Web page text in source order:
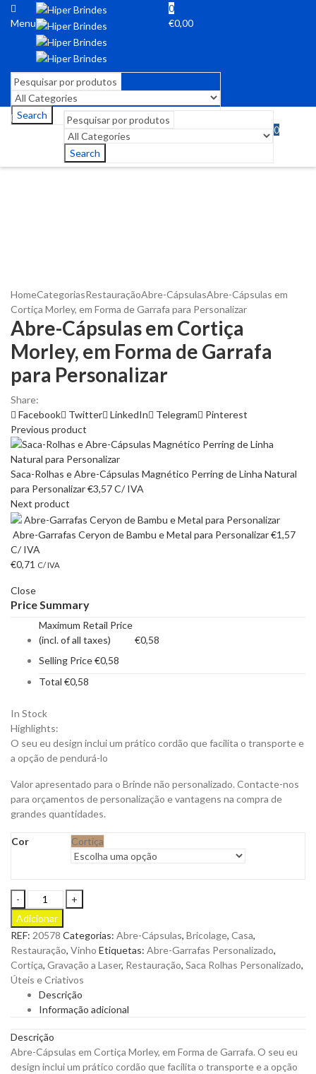
Menu
0
€0,00
Search
Search
0
HomeCategoriasRestauraçãoAbre-CápsulasAbre-Cápsulas em
Cortiça Morley, em Forma de Garrafa para Personalizar
Abre-Cápsulas em Cortiça
Morley, em Forma de Garrafa
para Personalizar
Share:
Facebook
Twitter LinkedIn Telegram
Pinterest
Previous product
Saca-Rolhas e Abre-Cápsulas Magnético Perring de Linha Natural
para Personalizar€3,57C/ IVA
Next product
Abre-Garrafas Ceryon de Bambu e Metal para Personalizar€1,57
C/ IVA
€0,71 C/ IVA
Close
Price Summary
Maximum Retail Price
(incl. of all taxes)
€0,58
Selling Price€0,58
Total €0,58
In Stock
Highlights:
O seu eu design inclui um prático cordão que facilita o transporte e
a opção de pendurá-lo
Valor apresentado para o Brinde não personalizado. Contacte-nos
para orçamentos de personalização e vantagens na compra de
grandes quantidades.
Cor Cortiça
Abre-
Cápsulas
em
Cortiça
Morley,
em
Forma
de
Garrafa
Personalizar
quantity
Adicionar
REF: 20578 Categorias: Abre-Cápsulas, Bricolage, Casa,
Restauração, Vinho Etiquetas: Abre-Garrafas Personalizado,
Cortiça, Gravação a Laser, Restauração, Saca Rolhas Personalizado,
Úteis e Criativos
Descrição
Informação adicional
Descrição
Abre-Cápsulas em Cortiça Morley, em Forma de Garrafa. O seu eu
design inclui um prático cordão que facilita o transporte e a opção